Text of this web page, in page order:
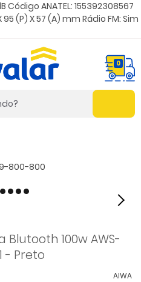
Código ANATEL: 155392308567
(P) X 57 (A) mm Rádio FM: Sim
0
100w AWS-
- Preto
AIWA